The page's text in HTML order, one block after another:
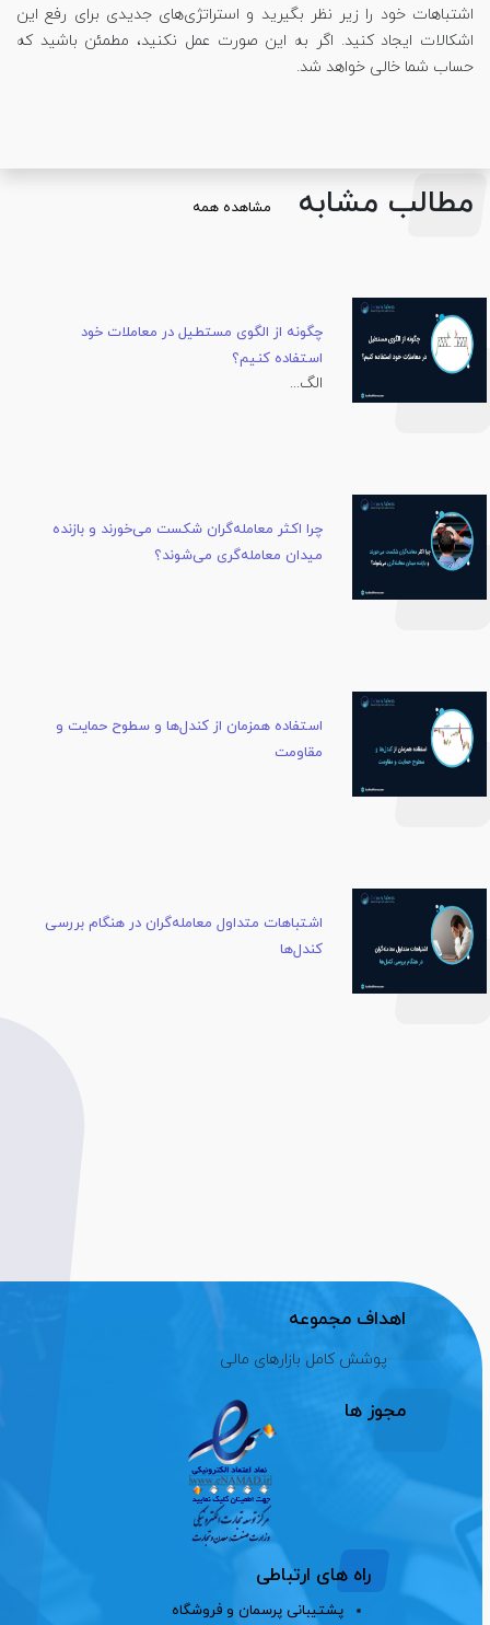
اشتباهات خود را زیر نظر بگیرید و استراتژی‌های جدیدی برای رفع این
اشکالات ایجاد کنید. اگر به این صورت عمل نکنید، مطمئن باشید که
حساب شما خالی خواهد شد.
مطالب مشابه مشاهده همه
چگونه از الگوی مستطیل در معاملات خود
استفاده کنیم؟
الگ...
چرا اکثر معامله‌گران شکست می‌خورند و بازنده
میدان معامله‌گری می‌شوند؟
استفاده همزمان از کندل‌ها و سطوح حمایت و
مقاومت
اشتباهات متداول معامله‌گران در هنگام بررسی
کندل‌ها
اهداف مجموعه
پوشش کامل بازارهای مالی
مجوز ها
راه های ارتباطی
پشتیبانی پرسمان و فروشگاه